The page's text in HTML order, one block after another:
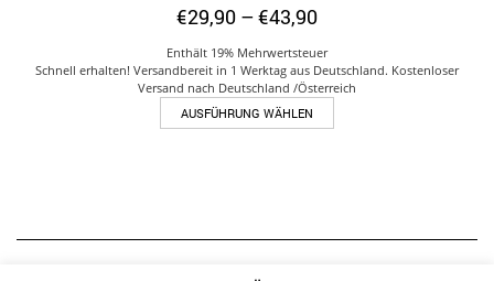
€29,90 –€43,90Preisspanne:
bis
€43,90
Enthält 19% Mehrwertsteuer
Schnell erhalten! Versandbereit in 1 Werktag aus Deutschland. Kostenloser
Versand nach Deutschland /Österreich
AUSFÜHRUNG WÄHLEN
Produkt
Die